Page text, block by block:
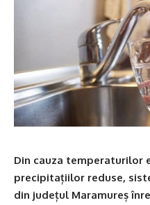
Din cauza temperaturilor
precipitațiilor reduse,
din județul Maramureș